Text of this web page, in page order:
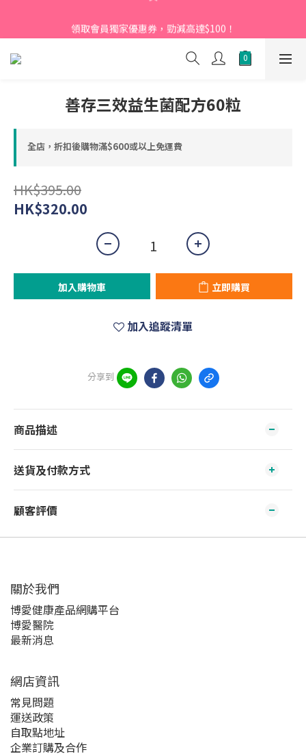
「NEW95」即可享95折
領取會員獨家優惠券，勁減高達$100！
【新會員】即日起至2026月12月31日，首次下單輸入優惠碼
「NEW95」即可享95折
善存三效益生菌配方60粒
全店，折扣後購物滿$600或以上免運費
HK$395.00
HK$320.00
加入購物車 立即購買
加入追蹤清單
分享到
商品描述
送貨及付款方式
顧客評價
關於我們‎
博愛健康產品網購平台
博愛醫院
最新消息
網店資訊
常見問題
運送政策
自取點地址
企業訂購及合作